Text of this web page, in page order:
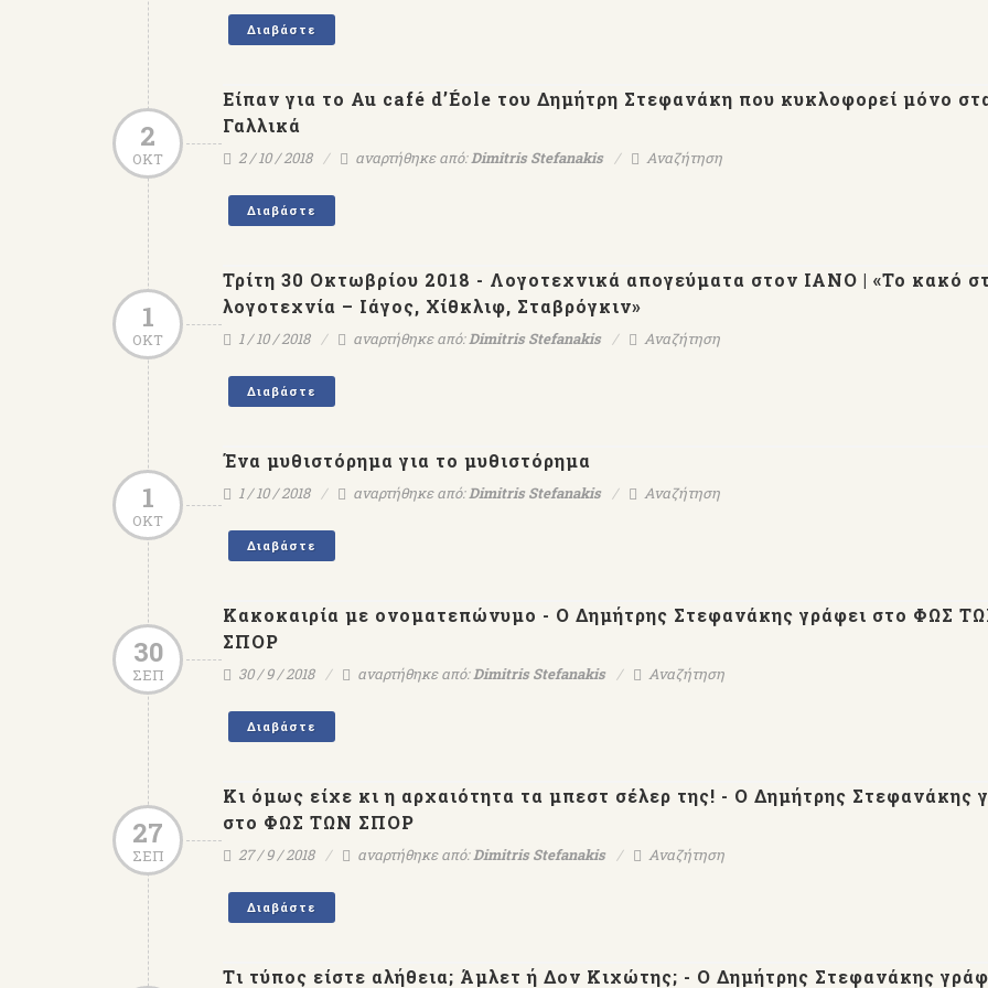
Διαβάστε
2
ΟΚΤ
Είπαν για το Au café d’Éole του Δημήτρη Στεφανάκη που κυκλοφορεί μόνο
Γαλλικά
2 / 10 / 2018 αναρτήθηκε από:Dimitris Stefanakis Αναζήτηση
Διαβάστε
1
ΟΚΤ
Τρίτη 30 Οκτωβρίου 2018 - Λογοτεχνικά απογεύματα στον ΙΑΝΟ | «Το κακό
λογοτεχνία – Ιάγος, Χίθκλιφ, Σταβρόγκιν»
1 / 10 / 2018 αναρτήθηκε από:Dimitris Stefanakis Αναζήτηση
Διαβάστε
1
ΟΚΤ
Ένα μυθιστόρημα για το μυθιστόρημα
1 / 10 / 2018 αναρτήθηκε από:Dimitris Stefanakis Αναζήτηση
Διαβάστε
30
ΣΕΠ
Κακοκαιρία με ονοματεπώνυμο - Ο Δημήτρης Στεφανάκης γράφει στο ΦΩΣ
ΣΠΟΡ
30 / 9 / 2018 αναρτήθηκε από:Dimitris Stefanakis Αναζήτηση
Διαβάστε
27
ΣΕΠ
Κι όμως είχε κι η αρχαιότητα τα μπεστ σέλερ της! - Ο Δημήτρης Στεφανάκης
στο ΦΩΣ ΤΩΝ ΣΠΟΡ
27 / 9 / 2018 αναρτήθηκε από:Dimitris Stefanakis Αναζήτηση
Διαβάστε
Tι τύπος είστε αλήθεια; Άμλετ ή Δον Κιχώτης; - Ο Δημήτρης Στεφανάκης